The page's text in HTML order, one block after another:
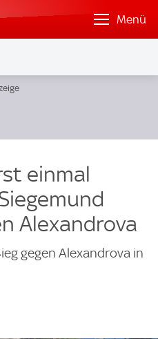
Menü
einmal
Alexandrova
gegen Alexandrova in